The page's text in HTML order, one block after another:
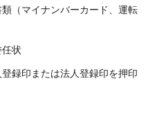
（マイナンバーカード、運転
状
録印または法人登録印を押印